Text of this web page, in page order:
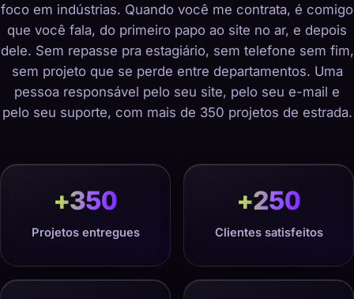
foco em indústrias. Quando você me contrata, é comigo
que você fala, do primeiro papo ao site no ar, e depois
dele. Sem repasse pra estagiário, sem telefone sem fim,
sem projeto que se perde entre departamentos. Uma
pessoa responsável pelo seu site, pelo seu e-mail e
pelo seu suporte, com mais de 350 projetos de estrada.
+350
Projetos entregues
+250
Clientes satisfeitos